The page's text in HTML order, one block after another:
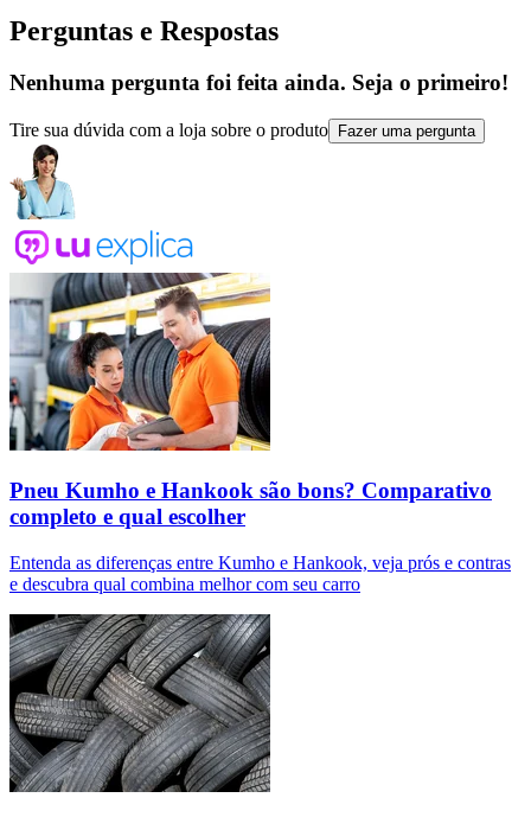
Perguntas e Respostas
Nenhuma pergunta foi feita ainda. Seja o primeiro!
Tire sua dúvida com a loja sobre o produto Fazer uma pergunta
Pneu Kumho e Hankook são bons? Comparativo
completo e qual escolher
Entenda as diferenças entre Kumho e Hankook, veja prós e contras
e descubra qual combina melhor com seu carro